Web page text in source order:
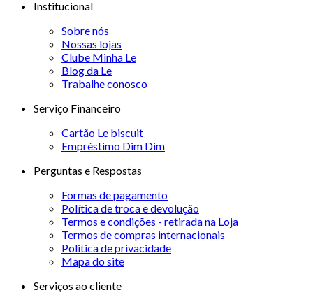
Institucional
Sobre nós
Nossas lojas
Clube Minha Le
Blog da Le
Trabalhe conosco
Serviço Financeiro
Cartão Le biscuit
Empréstimo Dim Dim
Perguntas e Respostas
Formas de pagamento
Política de troca e devolução
Termos e condições - retirada na Loja
Termos de compras internacionais
Politica de privacidade
Mapa do site
Serviços ao cliente